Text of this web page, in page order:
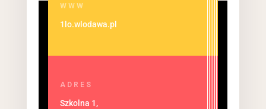
WWW
1lo.wlodawa.pl
ADRES
Szkolna 1,